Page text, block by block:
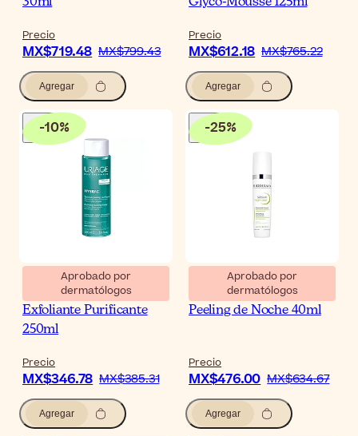
Precio
MX$719.48 MX$799.43
Agregar
Precio
MX$612.18 MX$765.22
Agregar
-10%
Aprobado por
dermatólogos
Uriage Hyséac Tónico
Exfoliante Purificante
250ml
Precio
MX$346.78 MX$385.31
Agregar
-25%
Aprobado por
dermatólogos
Bioderma Sébium
Peeling de Noche 40ml
Precio
MX$476.00 MX$634.67
Agregar